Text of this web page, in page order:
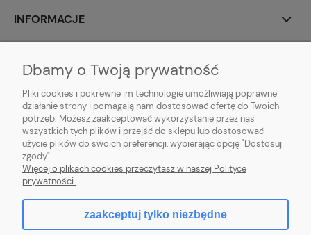
INFORMACJE
POMOC
Hurtownia kosmetyczna Zby-Mal | ul. Mościckiego 14; 66-400 Gorzów
Wlkp. | NIP: 5992806699 | Tel.698 35 12 13|zby-mal@wp.pl
Dbamy o Twoją prywatność
Pliki cookies i pokrewne im technologie umożliwiają poprawne
działanie strony i pomagają nam dostosować ofertę do Twoich
potrzeb. Możesz zaakceptować wykorzystanie przez nas
wszystkich tych plików i przejść do sklepu lub dostosować
użycie plików do swoich preferencji, wybierając opcję "Dostosuj
zgody".
Więcej o plikach cookies przeczytasz w naszej Polityce
prywatności.
zaakceptuj tylko niezbędne